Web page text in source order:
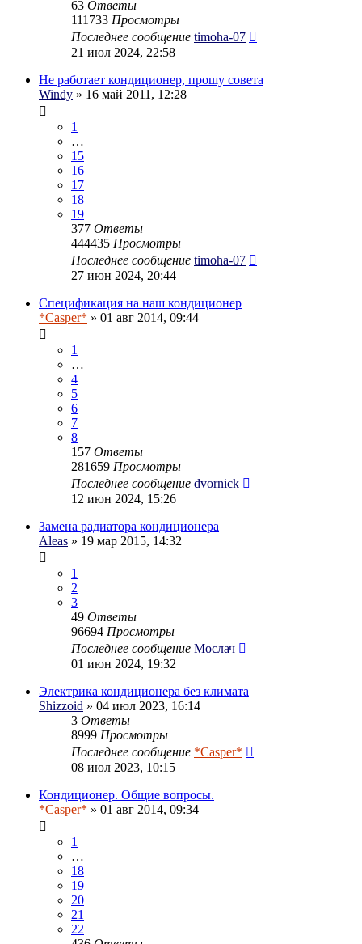
63 Ответы
111733 Просмотры
Последнее сообщение timoha-07
21 июл 2024, 22:58
Не работает кондиционер, прошу совета
Windy » 16 май 2011, 12:28
1
…
15
16
17
18
19
377 Ответы
444435 Просмотры
Последнее сообщение timoha-07
27 июн 2024, 20:44
Спецификация на наш кондиционер
*Casper* » 01 авг 2014, 09:44
1
…
4
5
6
7
8
157 Ответы
281659 Просмотры
Последнее сообщение dvornick
12 июн 2024, 15:26
Замена радиатора кондиционера
Aleas » 19 мар 2015, 14:32
1
2
3
49 Ответы
96694 Просмотры
Последнее сообщение Мослач
01 июн 2024, 19:32
Электрика кондиционера без климата
Shizzoid » 04 июл 2023, 16:14
3 Ответы
8999 Просмотры
Последнее сообщение *Casper*
08 июл 2023, 10:15
Кондиционер. Общие вопросы.
*Casper* » 01 авг 2014, 09:34
1
…
18
19
20
21
22